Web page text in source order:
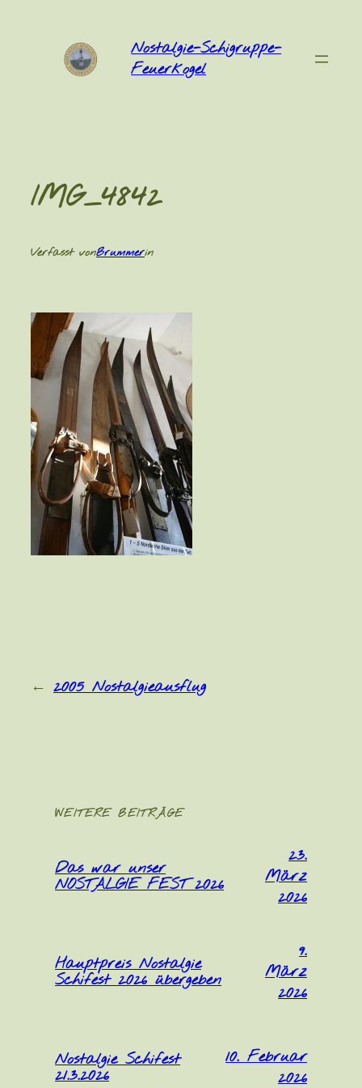
Nostalgie-Schigruppe-
Feuerkogel
IMG_4842
Verfasst vonBrummerin
← 2005 Nostalgieausflug
WEITERE BEITRÄGE
Das war unser
NOSTALGIE FEST 2026
23.
März
2026
Hauptpreis Nostalgie
Schifest 2026 übergeben
9.
März
2026
Nostalgie Schifest
21.3.2026
10. Februar
2026